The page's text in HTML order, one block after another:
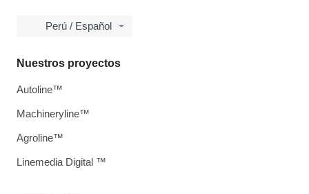
Perú / Español
Nuestros proyectos
Autoline™
Machineryline™
Agroline™
Linemedia Digital ™